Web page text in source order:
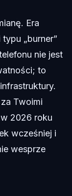
Era
„burner”
nie jest
to
Twoimi
2026 roku
wcześniej i
wesprze